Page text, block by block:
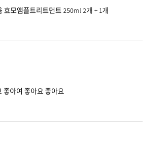
효모앰플트리트먼트 250ml 2개 + 1개
좋아여 좋아요 좋아요